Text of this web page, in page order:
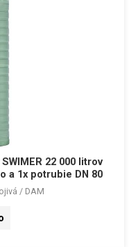
22 000 litrov
a 1x potrubie DN 80
/ DAM